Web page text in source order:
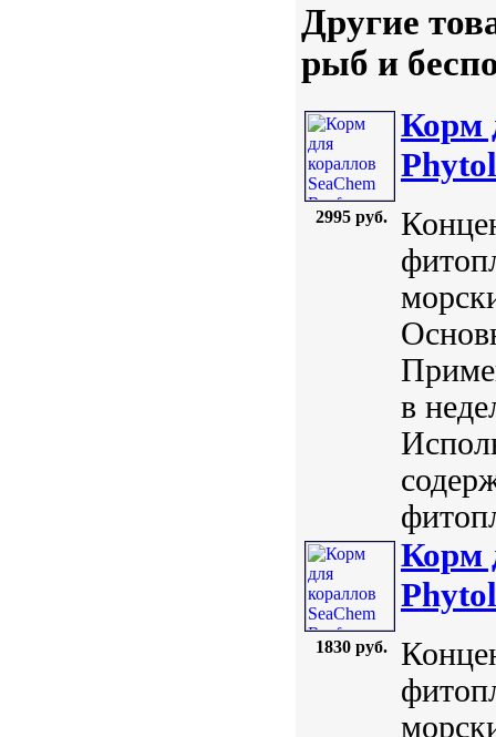
Другие
рыб и
2995 руб.
Корм
в
1830 руб.
Корм